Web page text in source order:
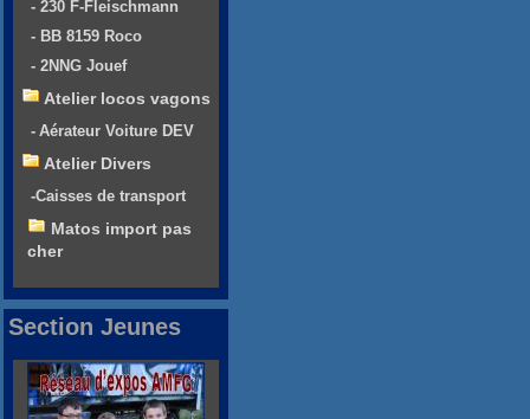
- 230 F-Fleischmann
- BB 8159 Roco
- 2NNG Jouef
Atelier locos vagons
- Aérateur Voiture DEV
Atelier Divers
-Caisses de transport
Matos import pas
cher
Section Jeunes